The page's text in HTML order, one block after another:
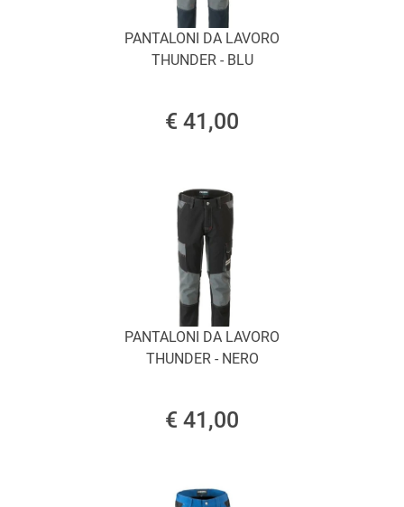
PANTALONI DA LAVORO
THUNDER - BLU
€ 41,00
PANTALONI DA LAVORO
THUNDER - NERO
€ 41,00